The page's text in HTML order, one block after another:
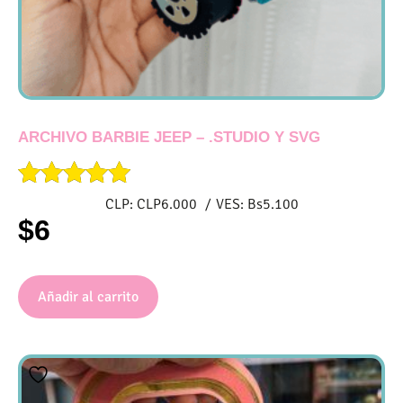
ARCHIVO BARBIE JEEP – .STUDIO Y SVG
con
5.00
CLP: CLP6.000 / VES: Bs5.100
$6
Añadir al carrito